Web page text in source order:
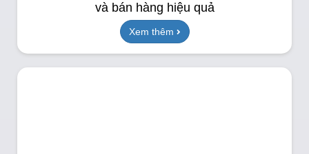
và bán hàng hiệu quả
Xem thêm